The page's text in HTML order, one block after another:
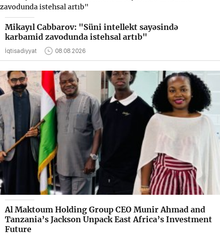
Mikayıl Cabbarov: "Süni intellekt sayəsində
karbamid zavodunda istehsal artıb"
İqtisadiyyat 08.08.2026
Al Maktoum Holding Group CEO Munir Ahmad and
Tanzania’s Jackson Unpack East Africa’s Investment
Future